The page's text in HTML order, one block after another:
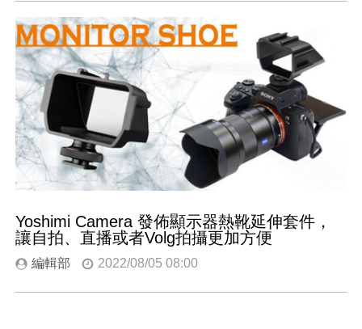
Yoshimi Camera 發佈顯示器熱靴延伸套件，
讓自拍、直播或者Volg拍攝更加方便
編輯部 2022/08/05 08:00